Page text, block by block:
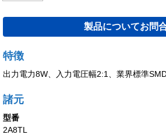
製品についてお問
特徴
出力電力8W、入力電圧幅2:1、業界標準
諸元
型番
2A8TL